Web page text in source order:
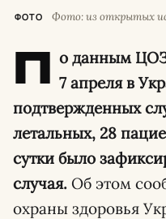
ФОТО Фото: из открытых
П о данным
7 апреля в
подтвержденных
летальных, 28
сутки было
случая. Об этом
охраны здоровья